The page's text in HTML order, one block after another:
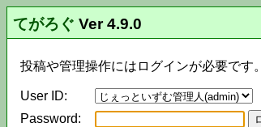
てがろぐ Ver 4.9.0
投稿や管理操作にはログインが必要です。
User ID:
Password: